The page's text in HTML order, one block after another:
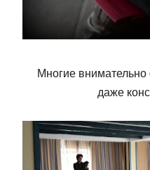
Многие
даже